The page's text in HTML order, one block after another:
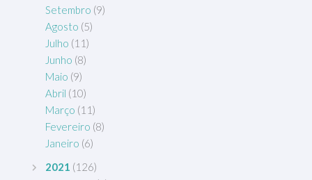
Setembro (9)
Agosto (5)
Julho (11)
Junho (8)
Maio (9)
Abril (10)
Março (11)
Fevereiro (8)
Janeiro (6)
2021 (126)